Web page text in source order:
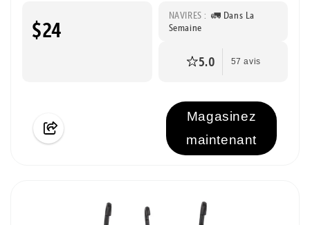
$24
NAVIRES : 🚛 Dans La
Semaine
5.0 57 avis
Magasinez
maintenant